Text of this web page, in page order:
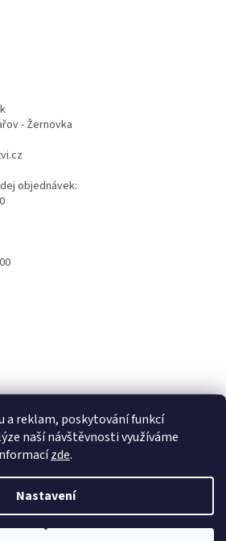
a reklam, poskytování funkcí
naší návštěvnosti využíváme
zde.
Nastavení
- Žernovka
objednávek:
HLEDAT
Království. Všechna práva vyhrazena.